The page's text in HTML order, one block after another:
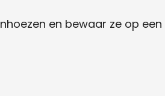
en bewaar ze op